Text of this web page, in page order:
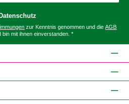
Datenschutz
zur Kenntnis genommen und dieAGB
bin mit ihnen einverstanden. *